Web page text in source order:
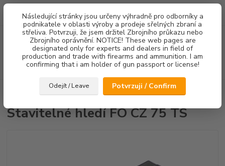
Následující stránky jsou určeny výhradně pro odborníky a
podnikatele v oblasti výroby a prodeje sřelných zbraní a
střeliva. Potvrzuji, že jsem držitel Zbrojního průkazu nebo
Zbrojního oprávnění. NOTICE! These web pages are
designated only for experts and dealers in field of
production and trade with firearms and ammunition. I am
confirming that i am holder of gun passport or license!
Odejít / Leave Potvrzuji / Confirm
Menu
Hledat
za0,00 Kč
Stavitelné hledí FO CZ 75 TS
Stavitelné hledí FO CZ 75 TS